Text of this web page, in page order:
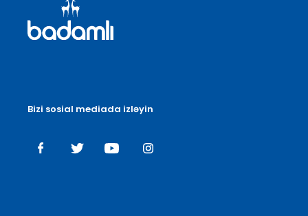
Bizi sosial mediada izləyin